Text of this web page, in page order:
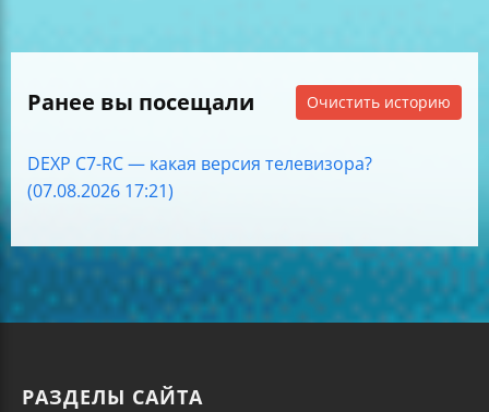
Ранее вы посещали Очистить историю
DEXP C7-RC — какая версия телевизора?
(07.08.2026 17:21)
РАЗДЕЛЫ САЙТА